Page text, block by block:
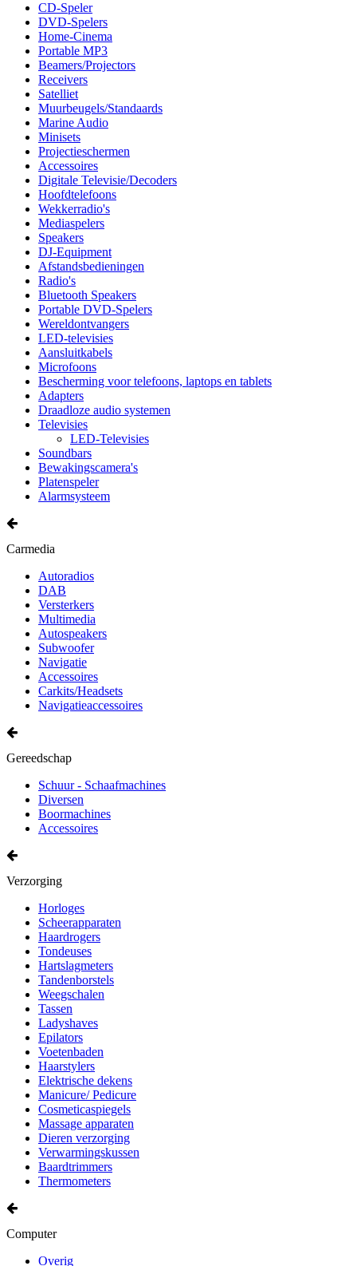
CD-Speler
DVD-Spelers
Home-Cinema
Portable MP3
Beamers/Projectors
Receivers
Satelliet
Muurbeugels/Standaards
Marine Audio
Minisets
Projectieschermen
Accessoires
Digitale Televisie/Decoders
Hoofdtelefoons
Wekkerradio's
Mediaspelers
Speakers
DJ-Equipment
Afstandsbedieningen
Radio's
Bluetooth Speakers
Portable DVD-Spelers
Wereldontvangers
LED-televisies
Aansluitkabels
Microfoons
Bescherming voor telefoons, laptops en tablets
Adapters
Draadloze audio systemen
Televisies
LED-Televisies
Soundbars
Bewakingscamera's
Platenspeler
Alarmsysteem
Carmedia
Autoradios
DAB
Versterkers
Multimedia
Autospeakers
Subwoofer
Navigatie
Accessoires
Carkits/Headsets
Navigatieaccessoires
Gereedschap
Schuur - Schaafmachines
Diversen
Boormachines
Accessoires
Verzorging
Horloges
Scheerapparaten
Haardrogers
Tondeuses
Hartslagmeters
Tandenborstels
Weegschalen
Tassen
Ladyshaves
Epilators
Voetenbaden
Haarstylers
Elektrische dekens
Manicure/ Pedicure
Cosmeticaspiegels
Massage apparaten
Dieren verzorging
Verwarmingskussen
Baardtrimmers
Thermometers
Computer
Overig